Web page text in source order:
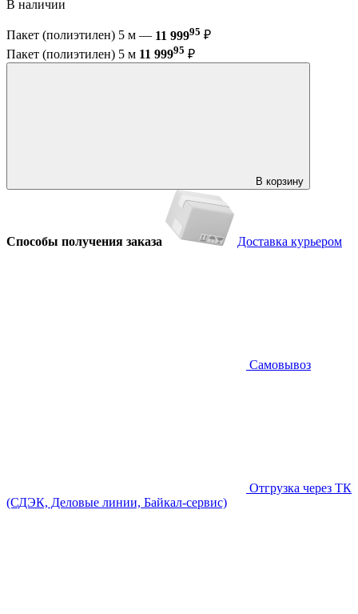
В наличии
Пакет (полиэтилен) 5 м — 11 99995 ₽
Пакет (полиэтилен) 5 м 11 99995 ₽
В корзину
Способы получения заказа Доставка курьером
Самовывоз
Отгрузка через ТК
(СДЭК, Деловые линии, Байкал-сервис)